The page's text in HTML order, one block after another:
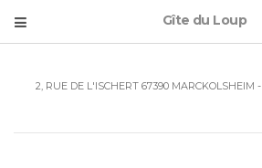
Gîte du Loup
2, RUE DE L'ISCHERT 67390 MARCKOLSHEIM -